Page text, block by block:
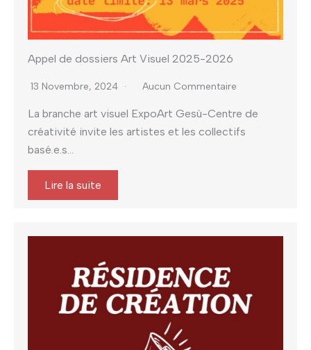
Appel de dossiers Art Visuel 2025-2026
13 Novembre, 2024 Aucun Commentaire
La branche art visuel ExpoArt Gesù-Centre de
créativité invite les artistes et les collectifs
basé.e.s...
Lire la suite